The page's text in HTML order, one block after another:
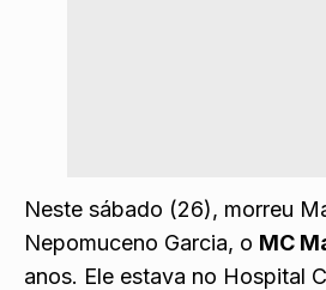
Neste sábado (26), morreu
Nepomuceno Garcia, o MC
anos. Ele estava no Hospital